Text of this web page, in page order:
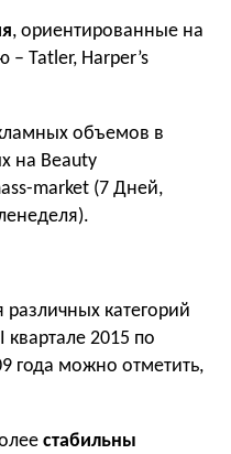
, ориентированные на
Tatler, Harper’s
объемов в
на Beauty
market (7 Дней,
категорий
квартале 2015 по
года можно отметить,
стабильны